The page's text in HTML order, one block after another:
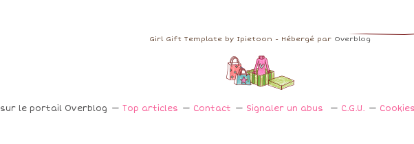
Girl Gift Template by Ipietoon - Hébergé par Overblog
sur le portail Overblog Top articles Contact Signaler un abus C.G.U.